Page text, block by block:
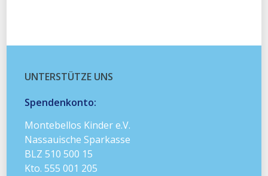
UNTERSTÜTZE UNS
Spendenkonto:
Montebellos Kinder e.V.
Nassauische Sparkasse
BLZ 510 500 15
Kto. 555 001 205